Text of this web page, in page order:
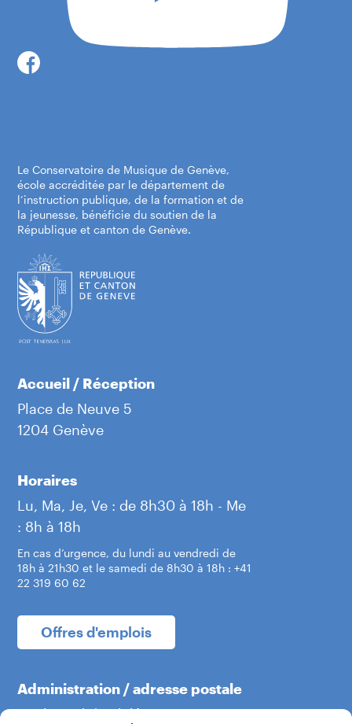
Centre-ville, Place Neuve
Le Conservatoire de Musique de Genève,
école accréditée par le département de
l’instruction publique, de la formation et de
la jeunesse, bénéficie du soutien de la
République et canton de Genève.
Accueil / Réception
Place de Neuve 5
1204 Genève
Horaires
Lu, Ma, Je, Ve : de 8h30 à 18h - Me
: 8h à 18h
En cas d’urgence, du lundi au vendredi de
18h à 21h30 et le samedi de 8h30 à 18h : +41
22 319 60 62
Offres d'emplois
Administration / adresse postale
Boulevard du Théâtre 5